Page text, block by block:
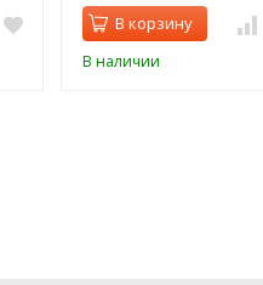
В корзину
В наличии